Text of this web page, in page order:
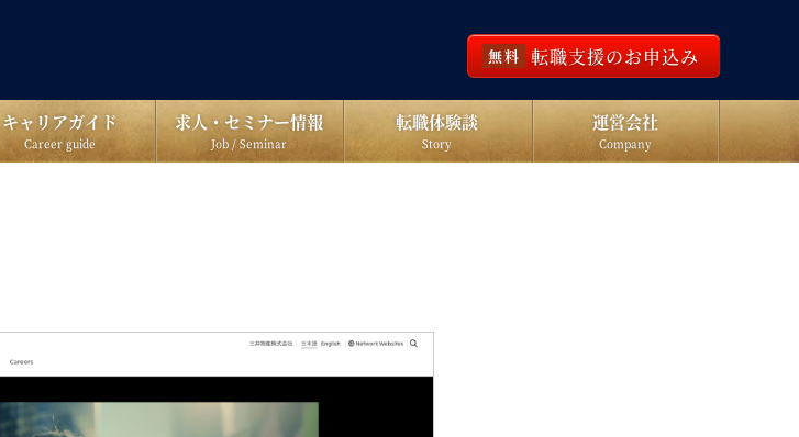
無料 転職支援のお申込み
キャリアガイド
Career guide
求人・セミナー情報
Job / Seminar
転職体験談
Story
運営会社
Company